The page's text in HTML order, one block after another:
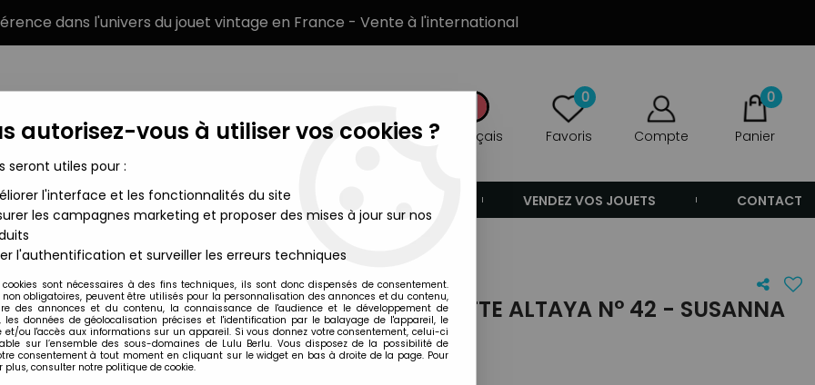
dans l'univers du jouet vintage en France - Vente à l'international
Français
0
Favoris Compte
0
Panier
MARQUES TYPE DE PRODUIT VENDEZ VOS JOUETS CONTACT
Susanna
Altaya
MILO MANARA - STATUETTE ALTAYA N° 42 - SUSANNA
29,99€TTC
autorisez-vous à utiliser vos cookies ?
seront utiles pour :
l'interface et les fonctionnalités du site
les campagnes marketing et proposer des mises à jour sur nos
l'authentification et surveiller les erreurs techniques
cookies sont nécessaires à des fins techniques, ils sont donc dispensés de consentement.
non obligatoires, peuvent être utilisés pour la personnalisation des annonces et du contenu,
des annonces et du contenu, la connaissance de l'audience et le développement de
les données de géolocalisation précises et l'identification par le balayage de l'appareil, le
et/ou l'accès aux informations sur un appareil. Si vous donnez votre consentement, celui-ci
sur l’ensemble des sous-domaines de Lulu Berlu. Vous disposez de la possibilité de
consentement à tout moment en cliquant sur le widget en bas à droite de la page. Pour
plus, consulter notre politique de cookie.